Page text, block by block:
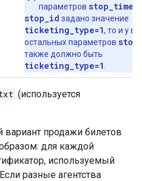
параметров stop_times
stop_id задано значение
ticketing_type=1, то и у
остальных параметров
также должно быть
ticketing_type=1
(используется
продажи билетов
для каждой
используемый
разные агентства